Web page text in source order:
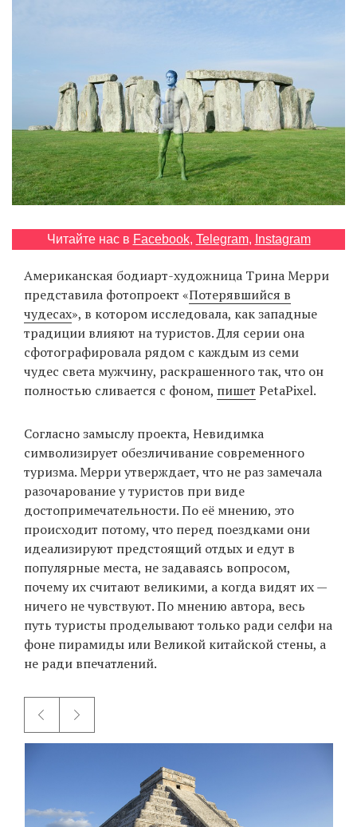
EN
UA
Читайте нас в Facebook, Telegram, Instagram
Американская бодиарт-художница Трина Мерри
представила фотопроект «Потерявшийся в
чудесах», в котором исследовала, как западные
традиции влияют на туристов. Для серии она
сфотографировала рядом с каждым из семи
чудес света мужчину, раскрашенного так, что он
полностью сливается с фоном, пишет PetaPixel.
Согласно замыслу проекта, Невидимка
символизирует обезличивание современного
туризма. Мерри утверждает, что не раз замечала
разочарование у туристов при виде
достопримечательности. По её мнению, это
происходит потому, что перед поездками они
идеализируют предстоящий отдых и едут в
популярные места, не задаваясь вопросом,
почему их считают великими, а когда видят их —
ничего не чувствуют. По мнению автора, весь
путь туристы проделывают только ради селфи на
фоне пирамиды или Великой китайской стены, а
не ради впечатлений.